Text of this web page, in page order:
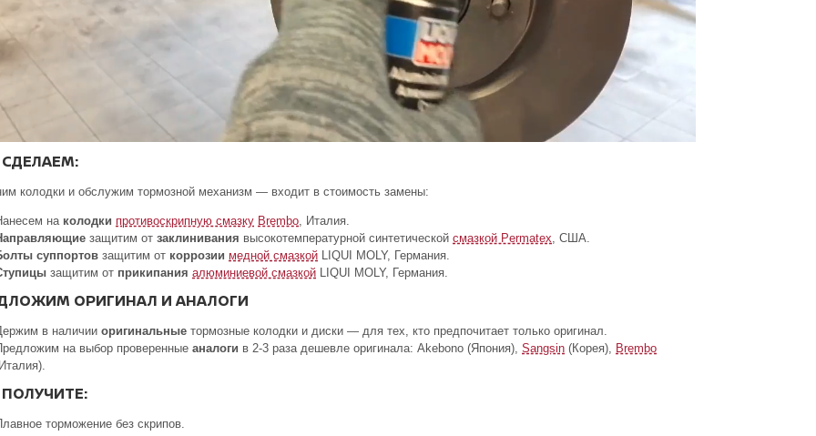
колодки и обслужим тормозной механизм — входит в стоимость замены:
на колодки противоскрипную смазку Brembo, Италия.
защитим от заклинивания высокотемпературной синтетической смазкой Permatex, США.
суппортов защитим от коррозии медной смазкой LIQUI MOLY, Германия.
защитим от прикипания алюминиевой смазкой LIQUI MOLY, Германия.
ОРИГИНАЛ И АНАЛОГИ
в наличии оригинальные тормозные колодки и диски — для тех, кто предпочитает только оригинал.
на выбор проверенные аналоги в 2-3 раза дешевле оригинала: Akebono (Япония), Sangsin (Корея), Brembo
торможение без скрипов.